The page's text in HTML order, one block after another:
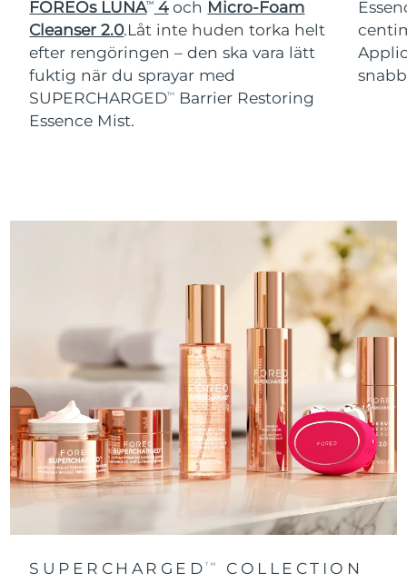
FOREOs LUNATM 4 och Micro-Foam
Cleanser 2.0.Låt inte huden torka helt
efter rengöringen – den ska vara lätt
fuktig när du sprayar med
SUPERCHARGEDTM
Barrier Restoring
Essence Mist.
SUPERCHARGEDTM COLLECTION
Turkiet Förväntad leverans 10/08/2026
Förenade
Arabemiraten
Förväntad leverans 10/08/2026
Storbritannien
Uzbekistan Förväntad leverans14/08/2026
Förväntad leverans 15/08/2026